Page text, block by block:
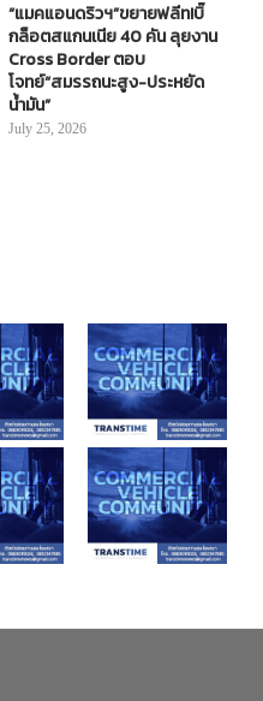
“แมคแอนดริวฯ”ขยายฟลีท!บิ๊
กล็อตสแกนเนีย 40 คัน ลุยงาน
Cross Border ตอบ
โจทย์“สมรรถนะสูง-ประหยัด
น้ำมัน”
July 25, 2026